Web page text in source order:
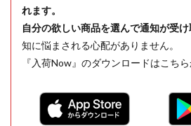
れます。
自分の欲しい商品を選んで通知が受け
知に悩まされる心配がありません。
『入荷Now』のダウンロードはこちら